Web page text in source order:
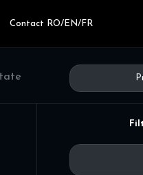
Contact RO/EN/FR